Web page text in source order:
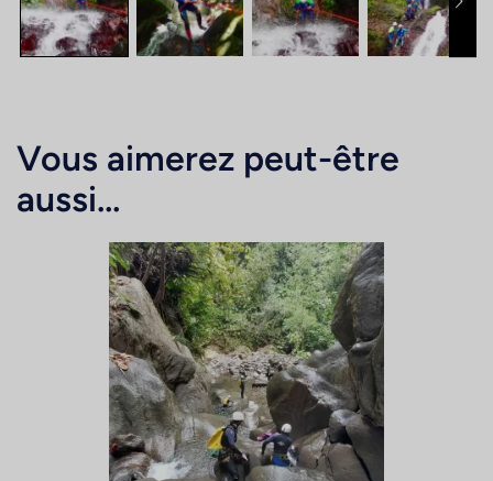
Vous aimerez peut-être
aussi…